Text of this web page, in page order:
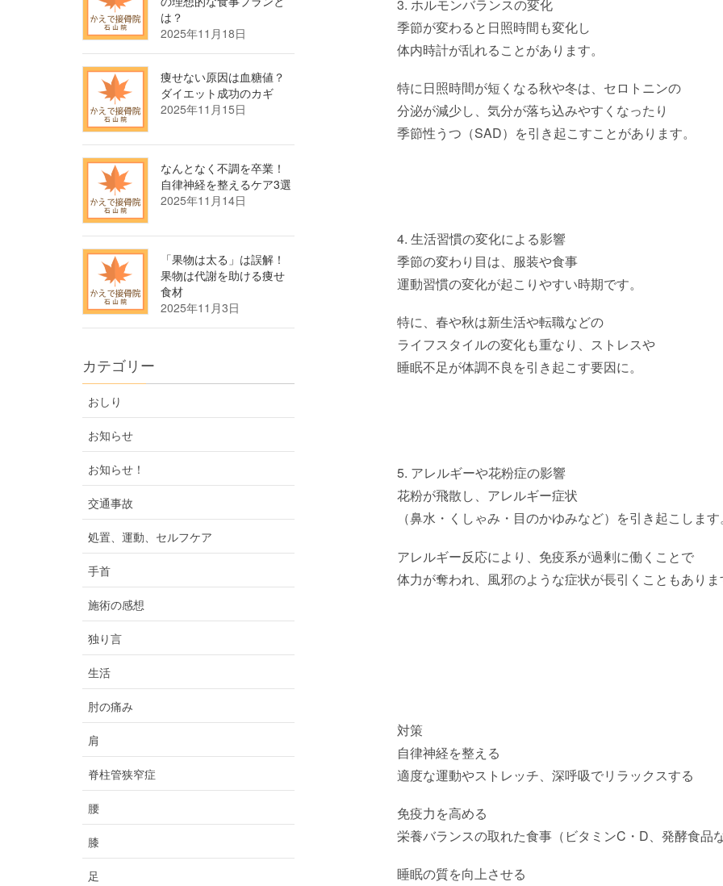
3. ホルモンバランスの変化
季節が変わると日照時間も変化し
体内時計が乱れることがあります。
特に日照時間が短くなる秋や冬は、セロトニンの
分泌が減少し、気分が落ち込みやすくなったり
季節性うつ（SAD）を引き起こすことがあります。
4. 生活習慣の変化による影響
季節の変わり目は、服装や食事
運動習慣の変化が起こりやすい時期です。
特に、春や秋は新生活や転職などの
ライフスタイルの変化も重なり、ストレスや
睡眠不足が体調不良を引き起こす要因に。
5. アレルギーや花粉症の影響
花粉が飛散し、アレルギー症状
（鼻水・くしゃみ・目のかゆみなど）を引き起こしま
アレルギー反応により、免疫系が過剰に働くことで
体力が奪われ、風邪のような症状が長引くこともあり
対策
自律神経を整える
適度な運動やストレッチ、深呼吸でリラックスする
免疫力を高める
栄養バランスの取れた食事（ビタミンC・D、発酵食品
睡眠の質を向上させる
は？
2025年11月18日
痩せない原因は血糖値？
ダイエット成功のカギ
2025年11月15日
なんとなく不調を卒業！
自律神経を整えるケア3選
2025年11月14日
「果物は太る」は誤解！
果物は代謝を助ける痩せ
食材
2025年11月3日
カテゴリー
おしり
お知らせ
お知らせ！
交通事故
処置、運動、セルフケア
手首
施術の感想
独り言
生活
肘の痛み
肩
脊柱管狭窄症
腰
膝
足